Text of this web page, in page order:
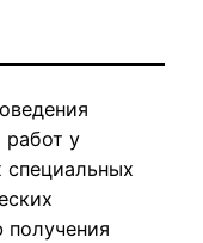
работ у
специальных
получения